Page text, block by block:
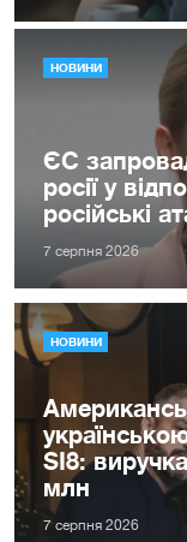
НОВИНИ
ЄС
росії у
російські
7 серпня 2026
НОВИНИ
SI8:
млн
7 серпня 2026